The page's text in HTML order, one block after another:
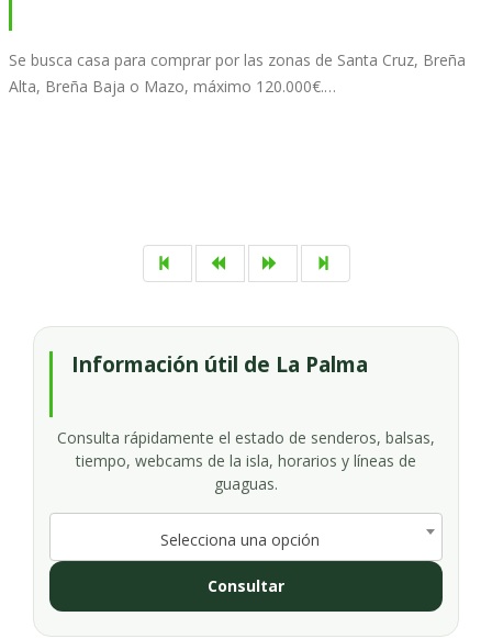
Se busca casa para comprar por las zonas de Santa Cruz, Breña
Alta, Breña Baja o Mazo, máximo 120.000€.…
Información útil de La Palma
Consulta rápidamente el estado de senderos, balsas,
tiempo, webcams de la isla, horarios y líneas de
guaguas.
Selecciona una opción
Consultar